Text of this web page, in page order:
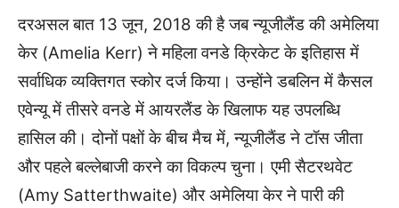
दरअसल बात 13 जून, 2018 की है जब न्यूजीलैंड की अमेलिया
केर (Amelia Kerr) ने महिला वनडे क्रिकेट के इतिहास में
सर्वाधिक व्यक्तिगत स्कोर दर्ज किया। उन्होंने डबलिन में कैसल
एवेन्यू में तीसरे वनडे में आयरलैंड के खिलाफ यह उपलब्धि
हासिल की। दोनों पक्षों के बीच मैच में, न्यूजीलैंड ने टॉस जीता
और पहले बल्लेबाजी करने का विकल्प चुना। एमी सैटरथवेट
(Amy Satterthwaite) और अमेलिया केर ने पारी की